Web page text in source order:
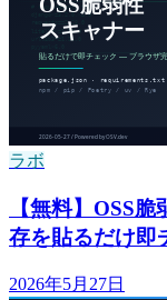
ラボ
【無料】OSS
存を貼るだけ即
2026年5月27日